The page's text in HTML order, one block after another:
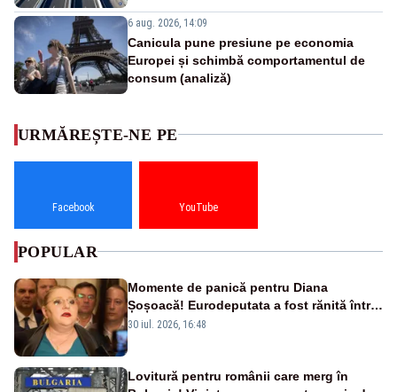
6 aug. 2026, 14:09
Canicula pune presiune pe economia
Europei și schimbă comportamentul de
consum (analiză)
URMĂREȘTE-NE PE
Facebook YouTube
POPULAR
Momente de panică pentru Diana
Șoșoacă! Eurodeputata a fost rănită într-
un accident rutier
30 iul. 2026, 16:48
Lovitură pentru românii care merg în